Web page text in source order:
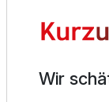
Hotel und setzt
Zimmern in
ebenso wie die
Wir